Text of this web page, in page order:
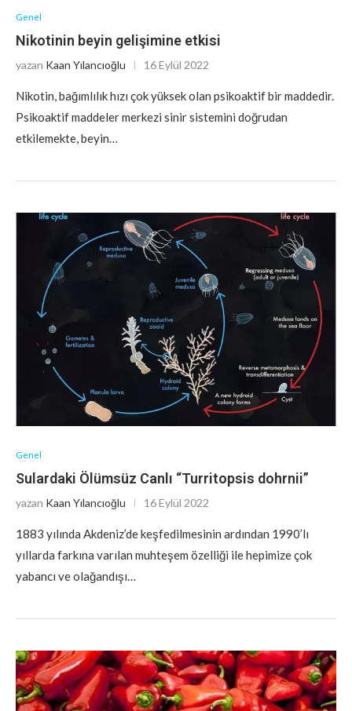
Genel
Nikotinin beyin gelişimine etkisi
yazan Kaan Yılancıoğlu 16 Eylül 2022
Nikotin, bağımlılık hızı çok yüksek olan psikoaktif bir maddedir.
Psikoaktif maddeler merkezi sinir sistemini doğrudan
etkilemekte, beyin…
Genel
Sulardaki Ölümsüz Canlı “Turritopsis dohrnii”
yazan Kaan Yılancıoğlu 16 Eylül 2022
1883 yılında Akdeniz’de keşfedilmesinin ardından 1990’lı
yıllarda farkına varılan muhteşem özelliği ile hepimize çok
yabancı ve olağandışı…